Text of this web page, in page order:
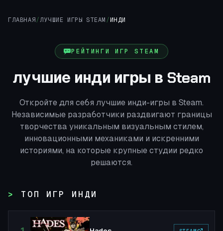
ГЛАВНАЯ /ЛУЧШИЕ ИГРЫ STEAM / ИНДИ
РЕЙТИНГИ ИГР STEAM
лучшие инди игры в Steam
Откройте для себя лучшие инди-игры в Steam.
Независимые разработчики раздвигают границы
творчества уникальным визуальным стилем,
инновационными механиками и искренними
историями, на которые крупные студии редко
решаются.
ТОП ИГР ИНДИ